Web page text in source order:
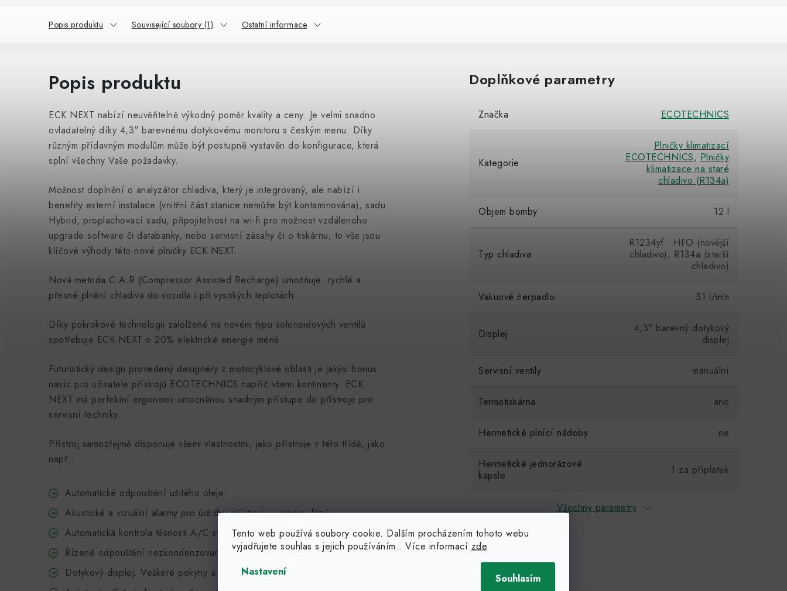
Tento web používá soubory cookie. Dalším procházením tohoto webu
vyjadřujete souhlas s jejich používáním.. Více informací zde.
Nastavení
Souhlasím
Popis produktu Související soubory (1) Ostatní informace
Popis produktu
ECK NEXT nabízí neuvěřitelně výkodný poměr kvality a ceny. Je velmi snadno
ovladatelný díky 4,3" barevnému dotykovému monitoru s českým menu. Díky
různým přídavným modulům může být postupně vystavěn do konfigurace, která
splní všechny Vaše požadavky.
Možnost doplnění o analyzátor chladiva, který je integrovaný, ale nabízí i
benefity externí instalace (vnitřní část stanice nemůže být kontaminována), sadu
Hybrid, proplachovací sadu, připojitelnost na wi-fi pro možnost vzdálenoho
upgrade software či databanky, nebo servisní zásahy či o tiskárnu; to vše jsou
klíčové výhody této nové plničky ECK NEXT.
Nová metoda C.A.R (Compressor Assisted Recharge) umožňuje rychlé a
přesné plnění chladiva do vozidla i při vysokých teplotách.
Díky pokrokové technologii zalolžené na novém typu solenoidových ventilů
spotřebuje ECK NEXT o 20% elektrické energie méně.
Futuristický design provedený designéry z motocyklové oblasti je jakýsi bonus
navíc pro uživatele přístrojů ECOTECHNICS napříč všemi kontinenty. ECK
NEXT má perfektní ergonomii umocněnou snadným přístupe do přístroje pro
servisní techniky.
Přístroj samozřejmě disponuje všemi vlastnostmi, jako přístroje v této třídě, jako
např.:
Automatické odpouštění užitého oleje.
Akustické a vizuální alarmy pro údržbu přístroje a výměnu filtrů.
Automatická kontrola těsnosti A/C systému vozidla.
Řízené odpouštění nezkondenzovaných plynů.
Dotykový displej. Veškeré pokyny a údaje jsou v českém jazyce!
Doplňkové parametry
Značka ECOTECHNICS
Kategorie
Plničky klimatizací
ECOTECHNICS, Plničky
klimatizace na staré
chladivo (R134a)
Objem bomby 12 l
Typ chladiva
R1234yf - HFO (novější
chladivo), R134a (starší
chladivo)
Vakuové čerpadlo 51 l/min
Displej
4,3" barevný dotykový
displej
Servisní ventily manuální
Termotiskárna ano
Hermetické plnící nádoby ne
Hermetické jednorázové
kapsle
1 za příplatek
Všechny parametry